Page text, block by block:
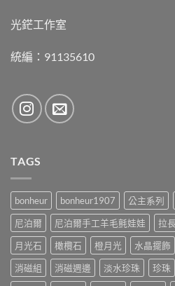
光鋩工作室
統編：91135610
TAGS
bonheur bonheur1907 公主系列
尼泊爾
尼泊爾手工羊毛氈娃娃 拉
月光石
橄欖石 橙月光 水晶擺飾
消磁組
消磁週邊 淡水珍珠 珍珠